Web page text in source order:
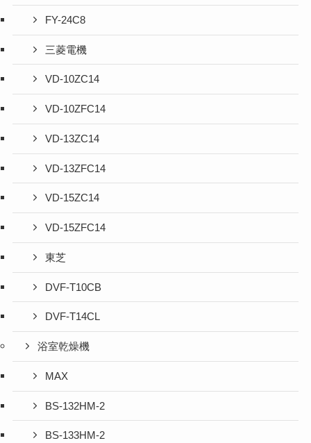
FY-24C8
三菱電機
VD-10ZC14
VD-10ZFC14
VD-13ZC14
VD-13ZFC14
VD-15ZC14
VD-15ZFC14
東芝
DVF-T10CB
DVF-T14CL
浴室乾燥機
MAX
BS-132HM-2
BS-133HM-2